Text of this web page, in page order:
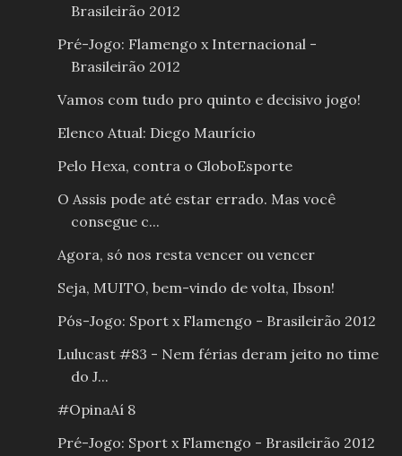
Brasileirão 2012
Pré-Jogo: Flamengo x Internacional -
Brasileirão 2012
Vamos com tudo pro quinto e decisivo jogo!
Elenco Atual: Diego Maurício
Pelo Hexa, contra o GloboEsporte
O Assis pode até estar errado. Mas você
consegue c...
Agora, só nos resta vencer ou vencer
Seja, MUITO, bem-vindo de volta, Ibson!
Pós-Jogo: Sport x Flamengo - Brasileirão 2012
Lulucast #83 - Nem férias deram jeito no time
do J...
#OpinaAí 8
Pré-Jogo: Sport x Flamengo - Brasileirão 2012